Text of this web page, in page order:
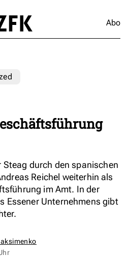
Abo
Steag durch den spanischen
Reichel weiterhin als
im Amt. In der
Essener Unternehmens gibt